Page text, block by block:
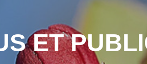
ET